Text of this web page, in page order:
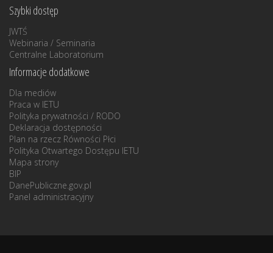
Szybki dostęp
JWTŚ
Webinaria / Seminaria
Centralne Laboratorium
Informacje dodatkowe
Dla mediów
Praca w IETU
Polityka prywatności / RODO
Deklaracja dostępności
Plan na rzecz Równości Płci
Polityka Otwartego Dostępu IETU
Mapa strony
BIP
DanePubliczne.gov.pl
Panel administracyjny